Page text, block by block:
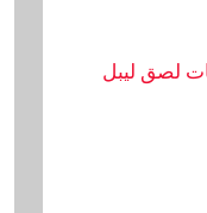
لصق ليبل